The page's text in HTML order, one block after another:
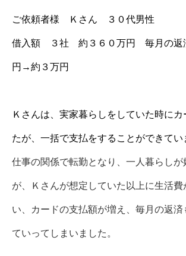
ご依頼者様 Ｋさん ３０代男性
借入額 ３社 約３６０万円 毎月の返
円→約３万円
Ｋさんは、実家暮らしをしていた時にカ
たが、一括で支払をすることができてい
仕事の関係で転勤となり、一人暮らしが
が、Ｋさんが想定していた以上に生活費
い、カードの支払額が増え、毎月の返済
ていってしまいました。